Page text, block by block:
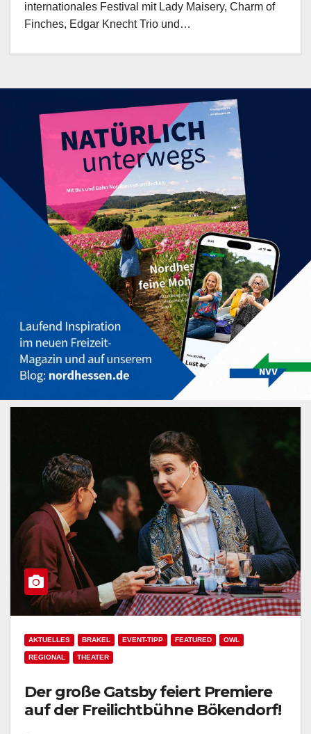
internationales Festival mit Lady Maisery, Charm of
Finches, Edgar Knecht Trio und…
AKTUELLES BRAKEL EVENT-TIPP FEATURED OWL
REGIONAL THEATER
Der große Gatsby feiert Premiere
auf der Freilichtbühne Bökendorf!